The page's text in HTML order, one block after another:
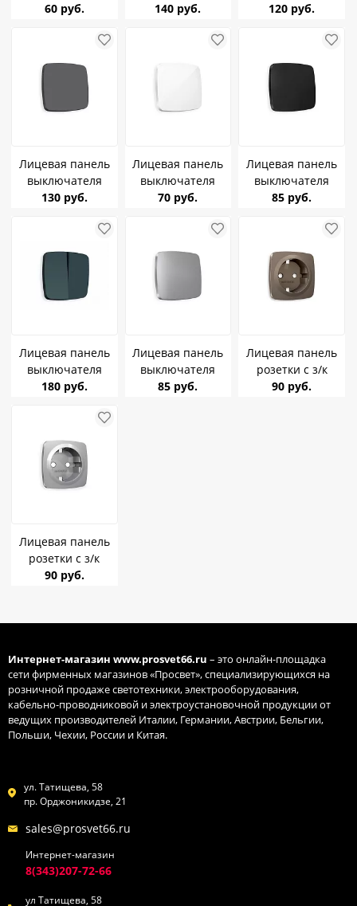
Ambrella Volt
Omega OP1060
60 руб.
Ambrella Volt
Omega OP9060
140 руб.
2клавишного
матовый Omega
120 руб.
Лицевая панель
выключателя
1клавишного
графит soft touch
Omega OP9010
130 руб.
Лицевая панель
выключателя
1клавишного
белый глянцевый
Omega OP1010
70 руб.
Лицевая панель
выключателя
1клавишного
черный матовый
Omega OP8010
85 руб.
Лицевая панель
выключателя
2клавишного
графит soft touch
Omega OP9030
180 руб.
Лицевая панель
выключателя
1клавишного
85 руб.
Лицевая панель
розетки с з/к
Ambrella Volt
90 руб.
Лицевая панель
розетки с з/к
Ambrella Volt сталь
90 руб.
Интернет-магазин www.prosvet66.ru – это онлайн-площадка
сети фирменных магазинов «Просвет», специализирующихся на
розничной продаже светотехники, электрооборудования,
кабельно-проводниковой и электроустановочной продукции от
ведущих производителей Италии, Германии, Австрии, Бельгии,
Польши, Чехии, России и Китая.
ул. Татищева, 58
пр. Орджоникидзе, 21
sales@prosvet66.ru
Интернет-магазин
8(343)207-72-66
ул Татищева, 58